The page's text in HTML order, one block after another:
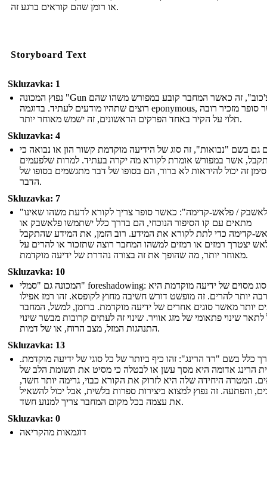
או רומן שהם קוראים ברגע זה.
Storyboard Text
Skluzavka: 1
נפוץ המכונה "Gun של צ'כוב", זה כאשר המחבר קובע במפורש משהו שהם
רוצים שתהיו מודעים לעתיד. בדוגמה eponymous, כאשר סופר מזכיר רובה
תלוי על הקיר באחד הפרקים הראשונים, זה ישמש מאוחר יותר.
Skluzavka: 4
גם בשם "נבואות", זה סוג של הידיעה מוקדמת קשור הון או נבואה כי
אשר במפורש אומרת לקורא מה יקרה בעתיד. למרות שלפעמים
זה יכול להיראות לא ברור, הם בסופו של דבר מתגשמים בסופו של
הדבר.
Skluzavka: 7
"פלאשבק / פלאש-קדימה": כאשר סופר צריך לקורא לדעת משהו שאינו
מתאים עם קו הסיפור הנוכחי, הם בדרך כלל ישתמשו פלאשבק או
קדימה כדי לתת לקורא את המידע. רוב הזמן, את המידע שהתקבל
יצטרך רמזים או רמזים למשהו המחבר רוצה שתזכור או להרים על
מאוחר יותר, מה שהופך את זה בצורה נהדרת של ידיעה מוקדמת.
Skluzavka: 10
המכונה גם "סמלי" foreshadowing: זה סוג מסוים של ידיעה מוקדמת היא
יותר להרים. זה מופשט דורש חשיבה מחוץ לקופסא. זהו רמז אפילו
יותר מאשר סוגים אחרים של ידיעה מוקדמת. ברומן, למשל, המחבר
לתאר שינוי פתאומי של מזג אוויר. שינוי זה לעתים קרובות מבשר שינוי
התנהגות המזל, מצב הרוח, או של דמות.
Skluzavka: 13
כלל בשם "רד הרינג": זהו כיף ביותר של כל סוגי של ידיעה מוקדמת.
הרינג אדומה היא מסך עשן או לבטלה כי מסיט את תשומת הלב של
המטרה היחידה שלה היא לזרוק את הקורא כבוי, גרימה יותר חשד,
והפתעה. זה נפוץ למצוא ביצירות ספרות בלשית, אבל יכול להשאיל
את עצמה בכל מקום המחבר צריך למנוע חשד.
Skluzavka: 0
דוגמאות מהקריאה